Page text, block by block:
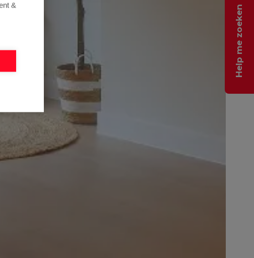
Help me zoeken
&